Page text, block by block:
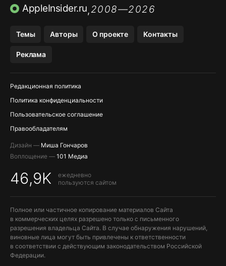
ПРИЛОЖЕНИЯ БЕЗ APP STORE
AppleInsider.ru,2008—2026
Темы Авторы О проекте Контакты
Реклама
Редакционная политика
Политика конфиденциальности
Пользовательское соглашение
Правообладателям
Дизайн — Миша Гончаров
Воплощение — 101 Медиа
46,9K
ежедневно
пользуются сайтом
Полное или частичное копирование материалов Сайта
в коммерческих целях разрешено только с письменного
разрешения владельца Сайта. В случае обнаружения нарушений,
виновные лица могут быть привлечены к ответственности
в соответствии с действующим законодательством Российской
Федерации.